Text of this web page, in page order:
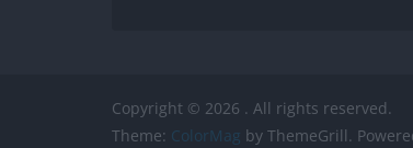
Copyright © 2026 . All rights reserved.
Theme: ColorMag by ThemeGrill.